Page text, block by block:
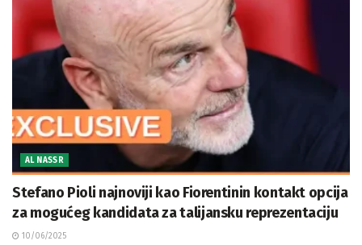
AL NASSR
Stefano Pioli najnoviji kao Fiorentinin kontakt opcija
za mogućeg kandidata za talijansku reprezentaciju
10/06/2025